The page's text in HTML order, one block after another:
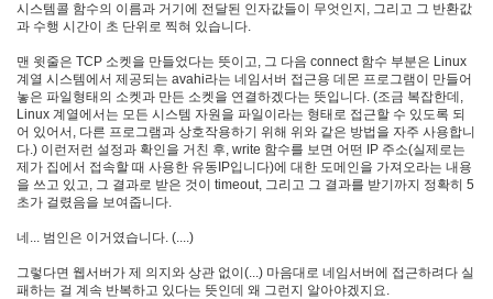
시스템콜 함수의 이름과 거기에 전달된 인자값들이 무엇인지, 그리고 그 반환값
과 수행 시간이 초 단위로 찍혀 있습니다.
맨 윗줄은 TCP 소켓을 만들었다는 뜻이고, 그 다음 connect 함수 부분은 Linux
계열 시스템에서 제공되는 avahi라는 네임서버 접근용 데몬 프로그램이 만들어
놓은 파일형태의 소켓과 만든 소켓을 연결하겠다는 뜻입니다. (조금 복잡한데,
Linux 계열에서는 모든 시스템 자원을 파일이라는 형태로 접근할 수 있도록 되
어 있어서, 다른 프로그램과 상호작용하기 위해 위와 같은 방법을 자주 사용합니
다.) 이런저런 설정과 확인을 거친 후, write 함수를 보면 어떤 IP 주소(실제로는
제가 집에서 접속할 때 사용한 유동IP입니다)에 대한 도메인을 가져오라는 내용
을 쓰고 있고, 그 결과로 받은 것이 timeout, 그리고 그 결과를 받기까지 정확히 5
초가 걸렸음을 보여줍니다.
네... 범인은 이거였습니다. (....)
그렇다면 웹서버가 제 의지와 상관 없이(...) 마음대로 네임서버에 접근하려다 실
패하는 걸 계속 반복하고 있다는 뜻인데 왜 그런지 알아야겠지요.
by
daybreaker
AVATAR
9
by
daybreaker
도
닫
3